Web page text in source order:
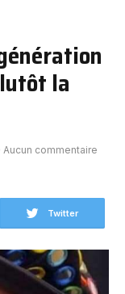
la
Aucun commentaire
Twitter